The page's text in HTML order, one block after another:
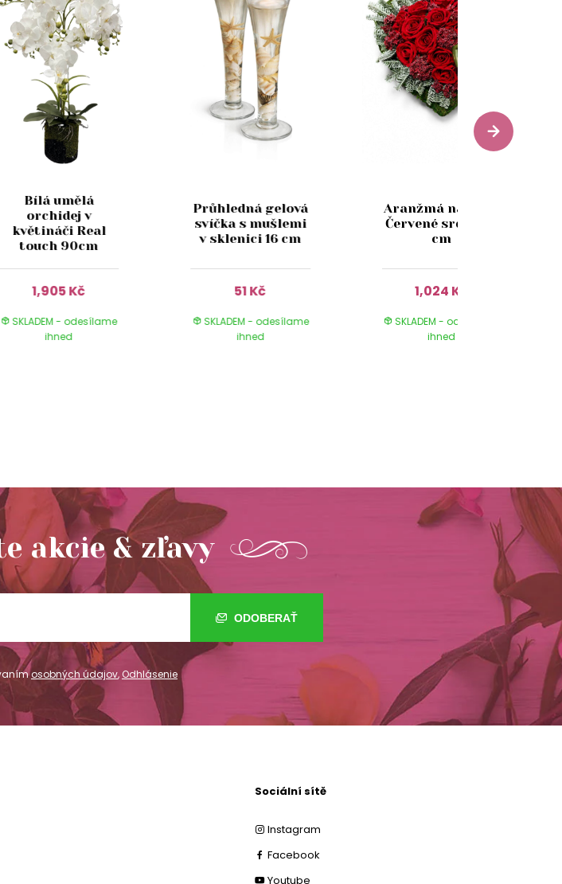
Bílá umělá
orchidej v
květináči Real
touch 90cm
1,905 Kč
SKLADEM - odesílame
ihned
Průhledná gelová
svíčka s mušlemi
v sklenici 16 cm
51 Kč
SKLADEM - odesílame
ihned
Aranžmá na hrob
Červené srdce 50
cm
1,024 Kč
SKLADEM - odesílame
ihned
akcie & zľavy
ODOBERAŤ
osobných údajov,Odhlásenie
Sociální sítě
Instagram
Facebook
Youtube